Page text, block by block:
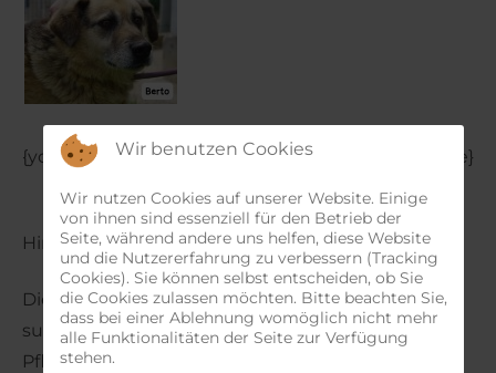
{youtube} https://youtu.be/f1YPqgDyU98 {/youtube}
Hinweis:
Dieses Tier befindet sich noch im Ausland und
sucht einen Pflege- oder Endplatz. Wenn Sie eine
Pflegestelle bieten möchten, um die
Wir benutzen Cookies
Wir nutzen Cookies auf unserer Website. Einige
von ihnen sind essenziell für den Betrieb der
Seite, während andere uns helfen, diese Website
und die Nutzererfahrung zu verbessern (Tracking
Cookies). Sie können selbst entscheiden, ob Sie
die Cookies zulassen möchten. Bitte beachten Sie,
dass bei einer Ablehnung womöglich nicht mehr
alle Funktionalitäten der Seite zur Verfügung
stehen.